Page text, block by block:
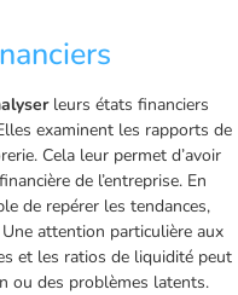
leurs états financiers
examinent les rapports de
Cela leur permet d’avoir
de l’entreprise. En
de repérer les tendances,
attention particulière aux
et les ratios de liquidité peut
ou des problèmes latents.